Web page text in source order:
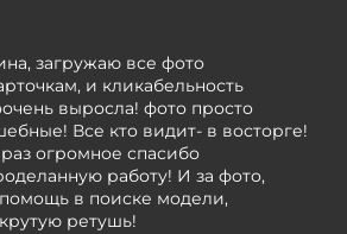
загружаю все фото
и кликабельность
выросла! фото просто
Все кто видит- в восторге!
огромное спасибо
работу! И за фото,
в поиске модели,
ретушь!